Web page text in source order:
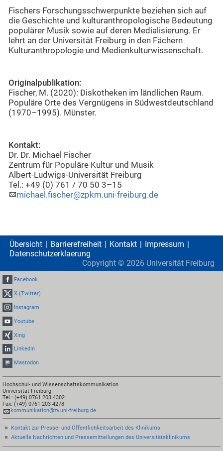
Fischers Forschungsschwerpunkte beziehen sich auf
die Geschichte und kulturanthropologische Bedeutung
populärer Musik sowie auf deren Medialisierung. Er
lehrt an der Universität Freiburg in den Fächern
Kulturanthropologie und Medienkulturwissenschaft.
Originalpublikation:
Fischer, M. (2020): Diskotheken im ländlichen Raum.
Populäre Orte des Vergnügens in Südwestdeutschland
(1970–1995). Münster.
Kontakt:
Dr. Dr. Michael Fischer
Zentrum für Populäre Kultur und Musik
Albert-Ludwigs-Universität Freiburg
Tel.: +49 (0) 761 / 70 50 3–15
michael.fischer@zpkm.uni-freiburg.de
Übersicht Barrierefreiheit Kontakt
Impressum
Datenschutzerklaerung
Copyright © 2026 Universität Freiburg
Facebook
X (Twitter)
Instagram
Youtube
Xing
LinkedIn
Mastodon
Hochschul- und Wissenschaftskommunikation
Universität Freiburg
Tel.: (+49) 0761 203 4302
Fax: (+49) 0761 203 4278
kommunikation@zv.uni-freiburg.de
Kontakt zur Presse- und Öffentlichkeitsarbeit des Klinikums
Aktuelle Nachrichten und Pressemitteilungen des Universitätsklinikums